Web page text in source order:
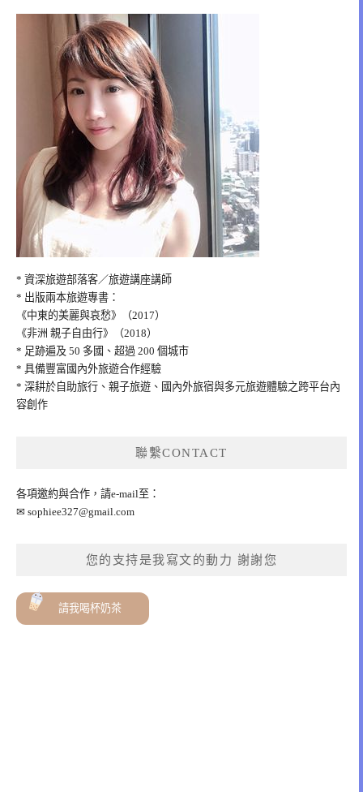
* 資深旅遊部落客／旅遊講座講師
* 出版兩本旅遊專書：
《中東的美麗與哀愁》（2017）
《非洲 親子自由行》（2018）
* 足跡遍及 50 多國、超過 200 個城市
* 具備豐富國內外旅遊合作經驗
* 深耕於自助旅行、親子旅遊、國內外旅宿與多元旅遊體驗之跨平台內
容創作
聯繫CONTACT
各項邀約與合作，請e-mail至：
✉ sophiee327@gmail.com
您的支持是我寫文的動力 謝謝您
請我喝杯奶茶